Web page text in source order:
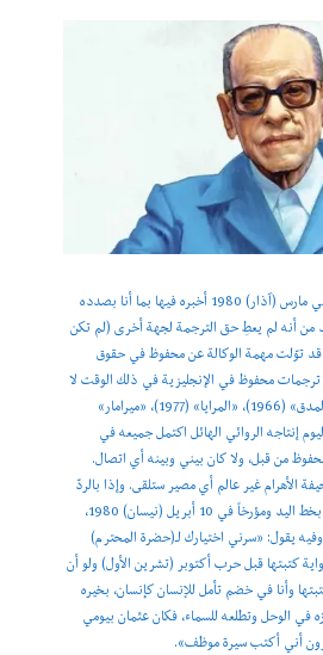
كتبت لنجيب محفوظ رسالة في مارس (آذار) 1980 أخبره فيها بما أنا بصدده
من أنه لم يعطِ حق الترجمة لجهة أخرى (لم تكن
قد توّلت مهمة الوكالة عن محفوظ في حقوق
ترجمات محفوظ في الإنجليزية في ذلك الوقت لا
تتجاوز 4 روايات هي «زقاق المدق» (1966)، «المرايا» (1977)، «ميرامار»
«الكرنك» (1979) (اليوم إنتاجه الروائي الهائل اكتمل جميعه في
من قبل، ولا كان بيني وبينه أي اتصال.
الأهرام غير عالم أي مصير ستلقى. وإذا بالردّ
يأتيني برجوع البريد، مكتوباً بخط اليد ومؤرخاً في 10 أبريل (نيسان) 1980،
وفيه يقول: «سرني اختيارك لـ(حضرة المحترم)
كتبتها قبل حرب أكتوبر (تشرين الأول) ولو أن
وأنا في خضم تأمل للإنسان كإنسان، بخيره
في الوحل وتطلعه للسماء، فكان عثمان بيومي
أني أكتب سيرة موظف».